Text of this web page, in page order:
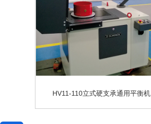
HV11-110立式硬支承通用平衡机